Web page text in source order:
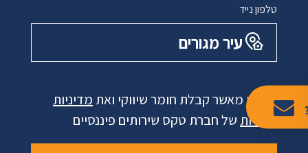
טלפון נייד
עיר מגורים
אני מאשר קבלת חומר שיווקי ואת מדיניות
פרטיות של חברת טקס שירותים פיננסיים